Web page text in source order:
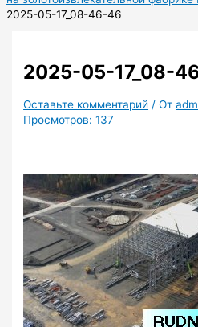
2025-05-17_08-46-46
2025-05-17_08-
Оставьте комментарий / От
Просмотров: 137